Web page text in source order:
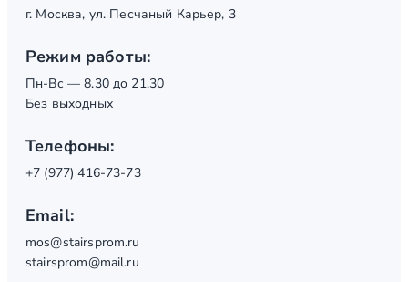
г. Москва, ул. Песчаный Карьер, 3
Режим работы:
Пн-Вс — 8.30 до 21.30
Без выходных
Телефоны:
+7 (977) 416-73-73
Email:
mos@stairsprom.ru
stairsprom@mail.ru